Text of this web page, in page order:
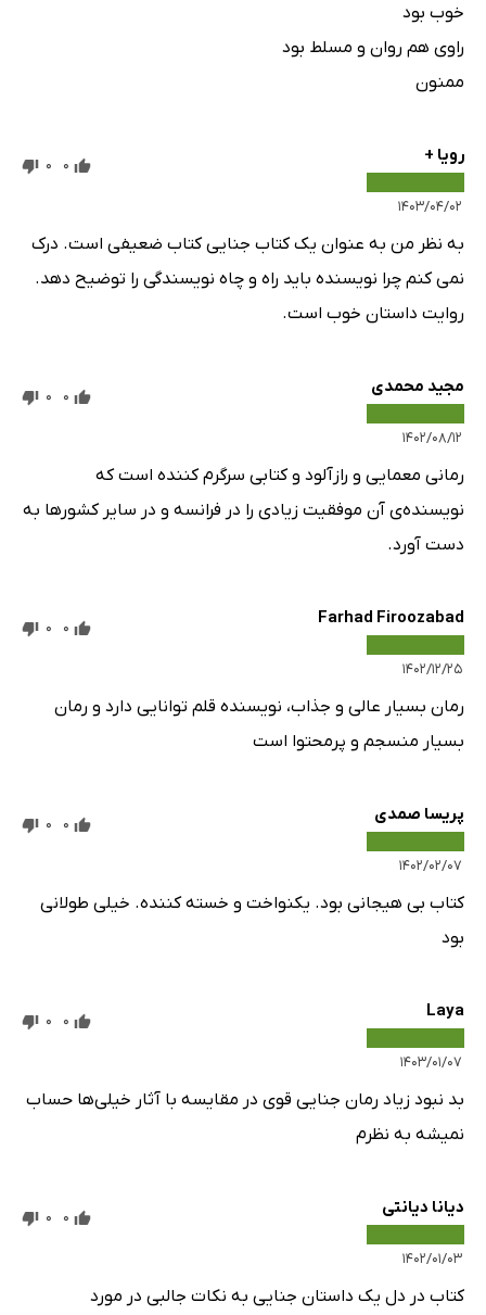
خوب بود
راوی هم روان و مسلط بود
ممنون
رویا +
۱۴۰۳/۰۴/۰۲
0
0
به نظر من به عنوان یک کتاب جنایی کتاب ضعیفی است. درک
نمی کنم چرا نویسنده باید راه و چاه نویسندگی را توضیح دهد.
روایت داستان خوب است.
مجید محمدی
۱۴۰۲/۰۸/۱۲
0
0
رمانی معمایی و رازآلود و کتابی سرگرم کننده است که
نویسنده‌ی آن موفقیت زیادی را در فرانسه و در سایر کشورها به
دست آورد.
Farhad Firoozabad
۱۴۰۲/۱۲/۲۵
0
0
رمان بسیار عالی و جذاب، نویسنده قلم توانایی دارد و رمان
بسیار منسجم و پرمحتوا است
پریسا صمدی
۱۴۰۲/۰۲/۰۷
0
0
کتاب بی هیجانی بود. یکنواخت و خسته کننده. خیلی طولانی
بود
Laya
۱۴۰۳/۰۱/۰۷
0
0
بد نبود زیاد رمان جنایی قوی در مقایسه با آثار خیلی‌ها حساب
نمیشه به نظرم
دیانا دیانتی
۱۴۰۲/۰۱/۰۳
0
0
کتاب در دل یک داستان جنایی به نکات جالبی در مورد